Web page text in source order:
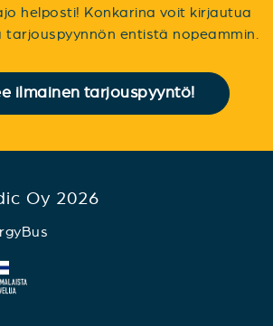
helposti! Konkarina voit kirjautua
entistä nopeammin.
ilmainen tarjouspyyntö!
Oy 2026